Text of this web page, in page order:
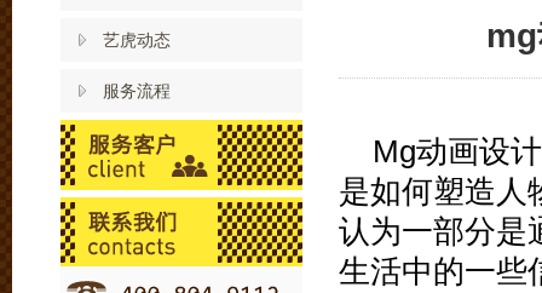
艺虎动态
服务流程
Mg动画设
是如何塑造人
认为一部分是
生活中的一些